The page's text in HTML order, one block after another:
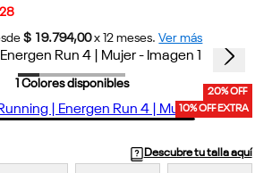
$ 19.794,00 x 12 meses. Ver más
20% OFF
10% OFF EXTRA
Colores disponibles
Descubre tu talla aquí